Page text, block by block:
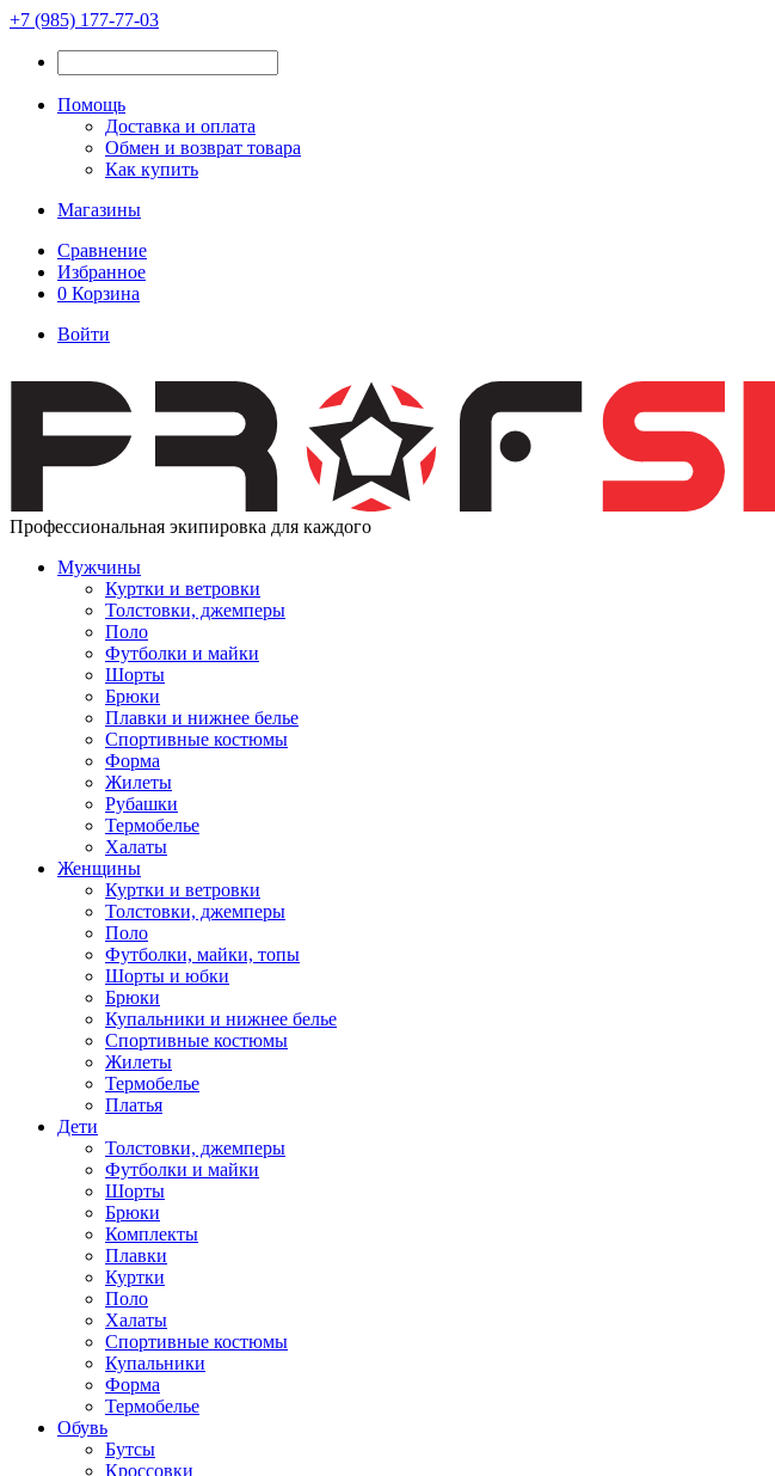
+7 (985) 177-77-03
Помощь
Доставка и оплата
Обмен и возврат товара
Как купить
Магазины
Сравнение
Избранное
0 Корзина
Войти
Профессиональная экипировка для каждого
Мужчины
Куртки и ветровки
Толстовки, джемперы
Поло
Футболки и майки
Шорты
Брюки
Плавки и нижнее белье
Спортивные костюмы
Форма
Жилеты
Рубашки
Термобелье
Халаты
Женщины
Куртки и ветровки
Толстовки, джемперы
Поло
Футболки, майки, топы
Шорты и юбки
Брюки
Купальники и нижнее белье
Спортивные костюмы
Жилеты
Термобелье
Платья
Дети
Толстовки, джемперы
Футболки и майки
Шорты
Брюки
Комплекты
Плавки
Куртки
Поло
Халаты
Спортивные костюмы
Купальники
Форма
Термобелье
Обувь
Бутсы
Кроссовки